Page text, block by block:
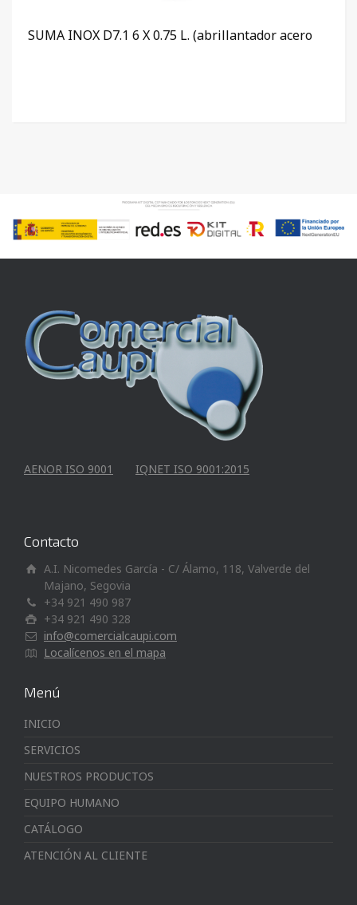
SUMA INOX D7.1 6 X 0.75 L. (abrillantador acero
AENOR ISO 9001 IQNET ISO 9001:2015
Contacto
A.I. Nicomedes García - C/ Álamo, 118, Valverde del
Majano, Segovia
+34 921 490 987
+34 921 490 328
info@comercialcaupi.com
Localícenos en el mapa
Menú
INICIO
SERVICIOS
NUESTROS PRODUCTOS
EQUIPO HUMANO
CATÁLOGO
ATENCIÓN AL CLIENTE